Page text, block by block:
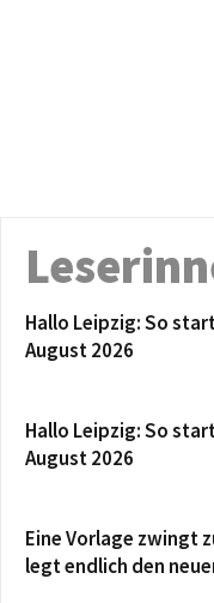
Hallo Leipzig: So
August 2026
Hallo Leipzig: So
August 2026
Eine Vorlage zwingt
legt endlich den